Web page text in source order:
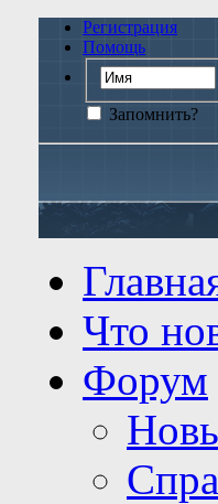
Регистрация
Помощь
Запомнить?
Что
Форум